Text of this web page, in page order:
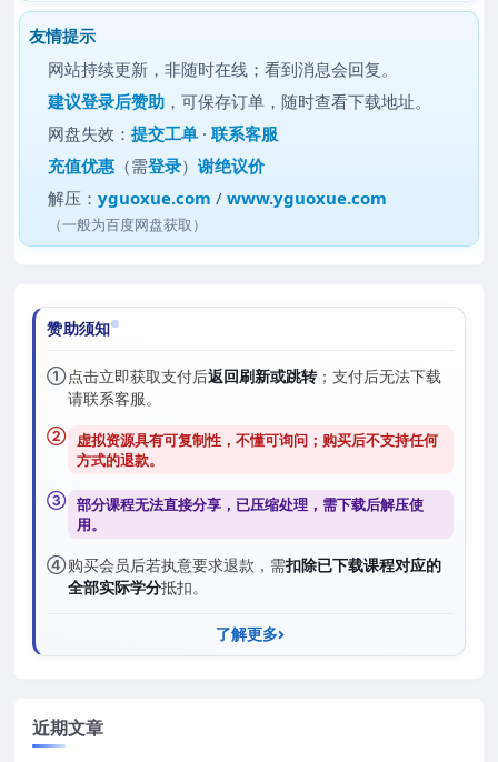
友情提示
网站持续更新，非随时在线；看到消息会回复。
建议登录后赞助 ，可保存订单，随时查看下载地址。
网盘失效：提交工单 ·联系客服
充值优惠 （需登录）谢绝议价
解压：yguoxue.com /www.yguoxue.com
（一般为百度网盘获取）
赞助须知
①点击立即获取支付后返回刷新或跳转；支付后无法下载
请联系客服。
② 虚拟资源具有可复制性，不懂可询问；购买后不支持任何
方式的退款。
③ 部分课程无法直接分享，已压缩处理，需下载后解压使
用。
④购买会员后若执意要求退款，需扣除已下载课程对应的
全部实际学分抵扣。
了解更多
近期文章